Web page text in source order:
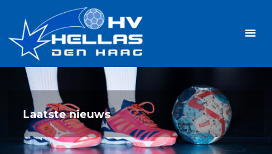
inhoud
Laatste nieuws